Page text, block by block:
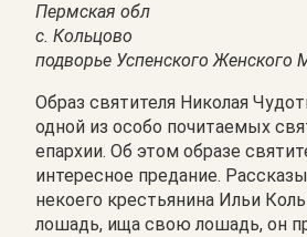
Пермская обл
с. Кольцово
подворье Успенского Женского
Образ святителя Николая
одной из особо почитаемых
епархии. Об этом образе
интересное предание.
некоего крестьянина Ильи
лошадь, ища свою лошадь, он